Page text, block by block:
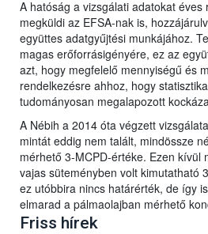
A hatóság a vizsgálati adatokat éves
megküldi az EFSA-nak is,
együttes adatgyűjtési munkájához.
magas erőforrásigényére, ez az
azt, hogy megfelelő mennyiségű és
rendelkezésre ahhoz, hogy
tudományosan megalapozott
A Nébih a 2014 óta végzett
mintát eddig nem talált, mindössze
mérhető 3-MCPD-értéke. Ezen kívül
vajas süteményben volt kimutatható
ez utóbbira nincs határérték, de így
elmarad a pálmaolajban mérhető
Friss hírek